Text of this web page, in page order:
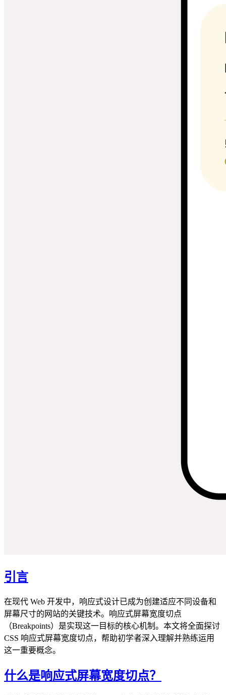
引言
在现代 Web 开发中，响应式设计已成为创建适应不同设备和
屏幕尺寸的网站的关键技术。响应式屏幕宽度切点
（Breakpoints）是实现这一目标的核心机制。本文将全面探讨
CSS 响应式屏幕宽度切点，帮助初学者深入理解并熟练运用
这一重要概念。
什么是响应式屏幕宽度切点？